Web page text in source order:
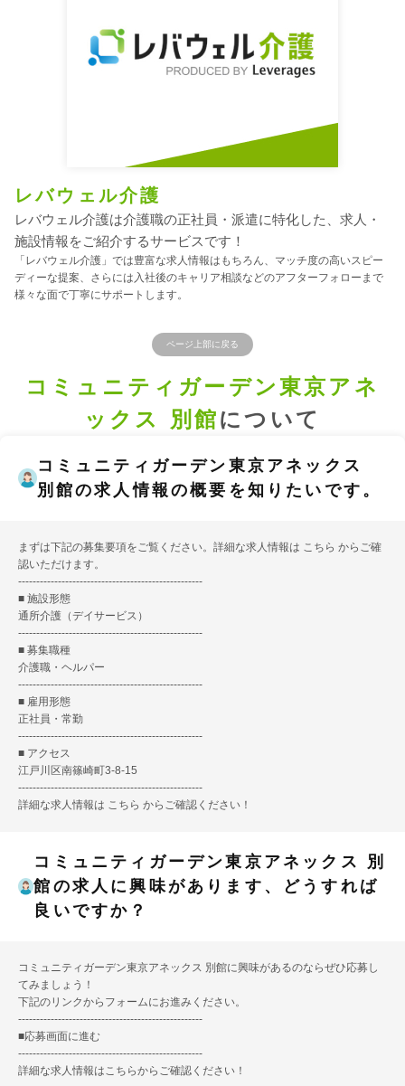
レバウェル介護
レバウェル介護は介護職の正社員・派遣に特化した、求人・
施設情報をご紹介するサービスです！
「レバウェル介護」では豊富な求人情報はもちろん、マッチ度の高いスピー
ディーな提案、さらには入社後のキャリア相談などのアフターフォローまで
様々な面で丁寧にサポートします。
ページ上部に戻る
コミュニティガーデン東京アネ
ックス 別館について
コミュニティガーデン東京アネックス
別館の求人情報の概要を知りたいです。
まずは下記の募集要項をご覧ください。詳細な求人情報は こちら からご確
認いただけます。
---------------------------------------------------
■ 施設形態
通所介護（デイサービス）
---------------------------------------------------
■ 募集職種
介護職・ヘルパー
---------------------------------------------------
■ 雇用形態
正社員・常勤
---------------------------------------------------
■ アクセス
江戸川区南篠崎町3-8-15
---------------------------------------------------
詳細な求人情報は こちら からご確認ください！
コミュニティガーデン東京アネックス 別
館の求人に興味があります、どうすれば
良いですか？
コミュニティガーデン東京アネックス 別館に興味があるのならぜひ応募し
てみましょう！
下記のリンクからフォームにお進みください。
---------------------------------------------------
■応募画面に進む
---------------------------------------------------
詳細な求人情報はこちらからご確認ください！